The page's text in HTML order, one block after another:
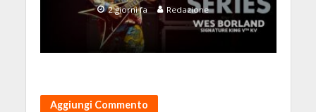
2 giorni fa Redazione
Aggiungi Commento